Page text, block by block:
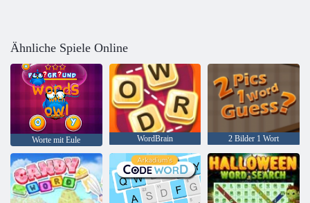
Ähnliche Spiele Online
Worte mit Eule WordBrain 2 Bilder 1 Wort